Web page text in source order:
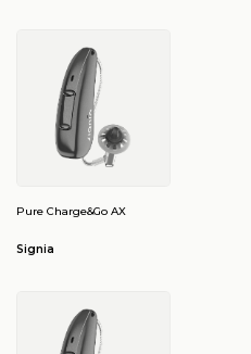
Pure Charge&Go AX
Signia